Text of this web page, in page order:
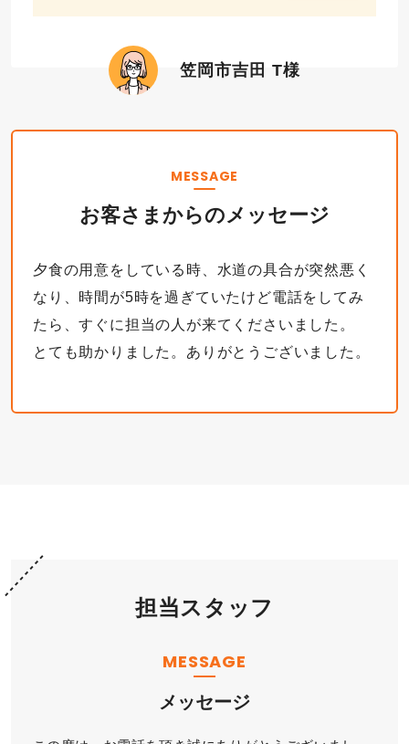
笠岡市吉田 T様
MESSAGE
お客さまからのメッセージ
夕食の用意をしている時、水道の具合が突然悪く
なり、時間が5時を過ぎていたけど電話をしてみ
たら、すぐに担当の人が来てくださいました。
とても助かりました。ありがとうございました。
担当スタッフ
MESSAGE
メッセージ